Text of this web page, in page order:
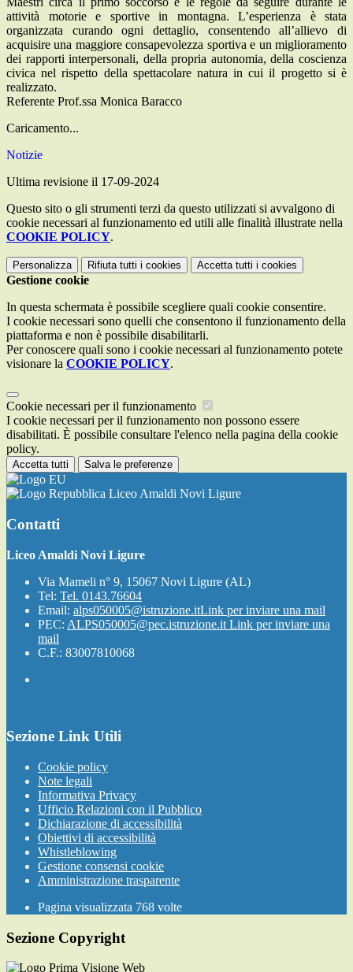
attività motorie e sportive in montagna. L’esperienza è stata
organizzata curando ogni dettaglio, consentendo all’allievo di
acquisire una maggiore consapevolezza sportiva e un miglioramento
dei rapporti interpersonali, della propria autonomia, della coscienza
civica nel rispetto della spettacolare natura in cui il progetto si è
realizzato.
Referente Prof.ssa Monica Baracco
Caricamento...
Notizie
Ultima revisione il 17-09-2024
Questo sito o gli strumenti terzi da questo utilizzati si avvalgono di
cookie necessari al funzionamento ed utili alle finalità illustrate nella
COOKIE POLICY.
Personalizza Rifiuta tutti i cookies Accetta tutti i cookies
Gestione cookie
In questa schermata è possibile scegliere quali cookie consentire.
I cookie necessari sono quelli che consentono il funzionamento della
piattaforma e non è possibile disabilitarli.
Per conoscere quali sono i cookie necessari al funzionamento potete
visionare la COOKIE POLICY.
Cookie necessari per il funzionamento
I cookie necessari per il funzionamento non possono essere
disabilitati. È possibile consultare l'elenco nella pagina della cookie
policy.
Accetta tutti Salva le preferenze
Liceo Amaldi Novi Ligure
Contatti
Liceo Amaldi Novi Ligure
Via Mameli n° 9, 15067 Novi Ligure (AL)
Tel: Tel. 0143.76604
Email: alps050005@istruzione.itLink per inviare una mail
PEC: ALPS050005@pec.istruzione.it Link per inviare una
mail
C.F.: 83007810068
Sezione Link Utili
Cookie policy
Note legali
Informativa Privacy
Ufficio Relazioni con il Pubblico
Dichiarazione di accessibilità
Obiettivi di accessibilità
Whistleblowing
Gestione consensi cookie
Amministrazione trasparente
Pagina visualizzata 768 volte
Sezione Copyright